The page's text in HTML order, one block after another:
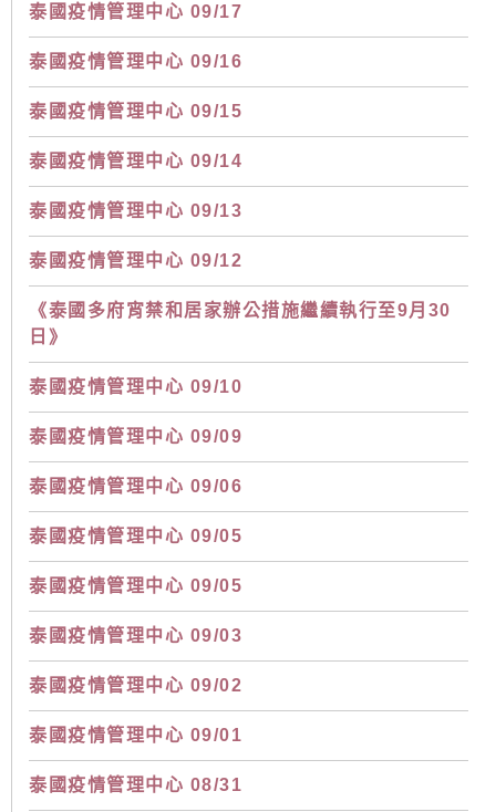
泰國疫情管理中心 09/17
泰國疫情管理中心 09/16
泰國疫情管理中心 09/15
泰國疫情管理中心 09/14
泰國疫情管理中心 09/13
泰國疫情管理中心 09/12
《泰國多府宵禁和居家辦公措施繼續執行至9月30
日》
泰國疫情管理中心 09/10
泰國疫情管理中心 09/09
泰國疫情管理中心 09/06
泰國疫情管理中心 09/05
泰國疫情管理中心 09/05
泰國疫情管理中心 09/03
泰國疫情管理中心 09/02
泰國疫情管理中心 09/01
泰國疫情管理中心 08/31